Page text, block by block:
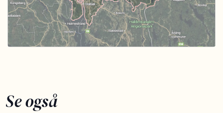
Se også